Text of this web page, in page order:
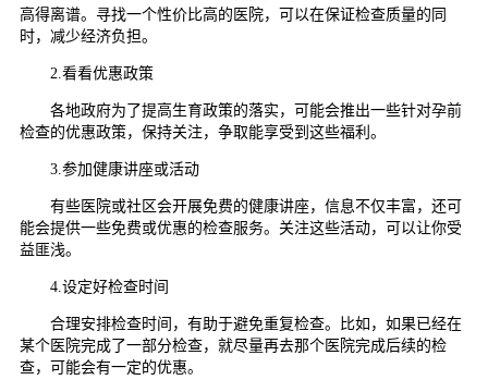
高得离谱。寻找一个性价比高的医院，可以在保证检查质量的同
时，减少经济负担。
2.看看优惠政策
各地政府为了提高生育政策的落实，可能会推出一些针对孕前
检查的优惠政策，保持关注，争取能享受到这些福利。
3.参加健康讲座或活动
有些医院或社区会开展免费的健康讲座，信息不仅丰富，还可
能会提供一些免费或优惠的检查服务。关注这些活动，可以让你受
益匪浅。
4.设定好检查时间
合理安排检查时间，有助于避免重复检查。比如，如果已经在
某个医院完成了一部分检查，就尽量再去那个医院完成后续的检
查，可能会有一定的优惠。